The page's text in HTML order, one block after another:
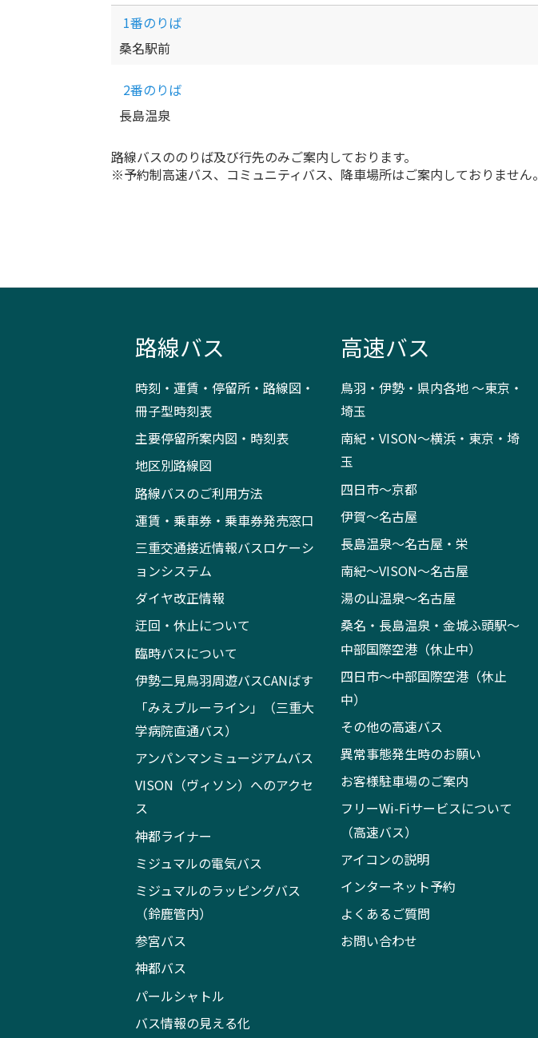
1番のりば
桑名駅前
2番のりば
長島温泉
路線バスののりば及び行先のみご案内しております。
※予約制高速バス、コミュニティバス、降車場所はご案内しておりません。
路線バス
時刻・運賃・停留所・路線図・
冊子型時刻表
主要停留所案内図・時刻表
地区別路線図
路線バスのご利用方法
運賃・乗車券・乗車券発売窓口
三重交通接近情報バスロケーシ
ョンシステム
ダイヤ改正情報
迂回・休止について
臨時バスについて
伊勢二見鳥羽周遊バスCANばす
「みえブルーライン」（三重大
学病院直通バス）
アンパンマンミュージアムバス
VISON（ヴィソン）へのアクセ
ス
神都ライナー
ミジュマルの電気バス
ミジュマルのラッピングバス
（鈴鹿管内）
参宮バス
神都バス
パールシャトル
バス情報の見える化
高速バス
鳥羽・伊勢・県内各地 ～東京・
埼玉
南紀・VISON～横浜・東京・埼
玉
四日市～京都
伊賀～名古屋
長島温泉～名古屋・栄
南紀～VISON～名古屋
湯の山温泉～名古屋
桑名・長島温泉・金城ふ頭駅～
中部国際空港（休止中）
四日市～中部国際空港（休止
中）
その他の高速バス
異常事態発生時のお願い
お客様駐車場のご案内
フリーWi-Fiサービスについて
（高速バス）
アイコンの説明
インターネット予約
よくあるご質問
お問い合わせ